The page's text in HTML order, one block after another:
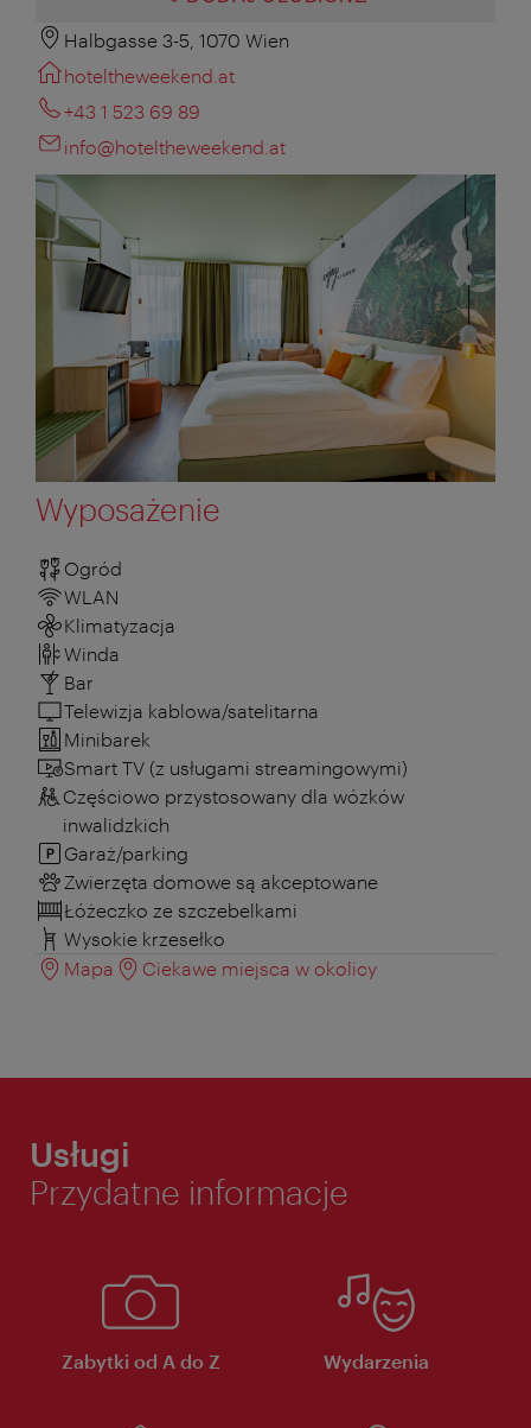
Halbgasse 3-5, 1070 Wien
hoteltheweekend.at
+43 1 523 69 89
info@hoteltheweekend.at
Wyposażenie
Ogród
WLAN
Klimatyzacja
Winda
Bar
Telewizja kablowa/satelitarna
Minibarek
Smart TV (z usługami streamingowymi)
Częściowo przystosowany dla wózków
inwalidzkich
Garaż/parking
Zwierzęta domowe są akceptowane
Łóżeczko ze szczebelkami
Wysokie krzesełko
Mapa
Ciekawe miejsca w okolicy
Usługi
Przydatne informacje
Zabytki od A do Z Wydarzenia